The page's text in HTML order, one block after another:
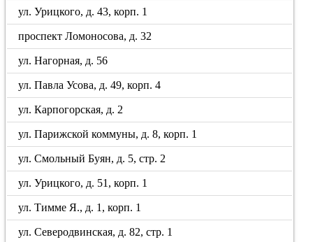
ул. Урицкого, д. 43, корп. 1
проспект Ломоносова, д. 32
ул. Нагорная, д. 56
ул. Павла Усова, д. 49, корп. 4
ул. Карпогорская, д. 2
ул. Парижской коммуны, д. 8, корп. 1
ул. Смольный Буян, д. 5, стр. 2
ул. Урицкого, д. 51, корп. 1
ул. Тимме Я., д. 1, корп. 1
ул. Северодвинская, д. 82, стр. 1